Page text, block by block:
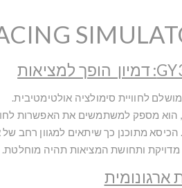
הוא מספק למשתמשים את האפשרות
מתוכנן כך שיתאים למגוון רחב של
ותחושת המציאות תהיה מוחלטת.
ארגונומית